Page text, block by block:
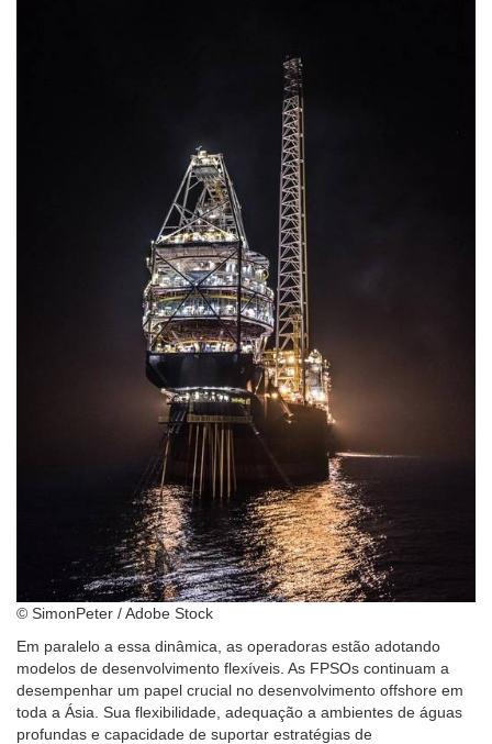
© SimonPeter / Adobe Stock
Em paralelo a essa dinâmica, as operadoras estão adotando
modelos de desenvolvimento flexíveis. As FPSOs continuam a
desempenhar um papel crucial no desenvolvimento offshore em
toda a Ásia. Sua flexibilidade, adequação a ambientes de águas
profundas e capacidade de suportar estratégias de